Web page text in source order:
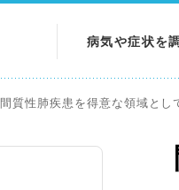
病気や症状を
間質性肺疾患を得意な領域とし